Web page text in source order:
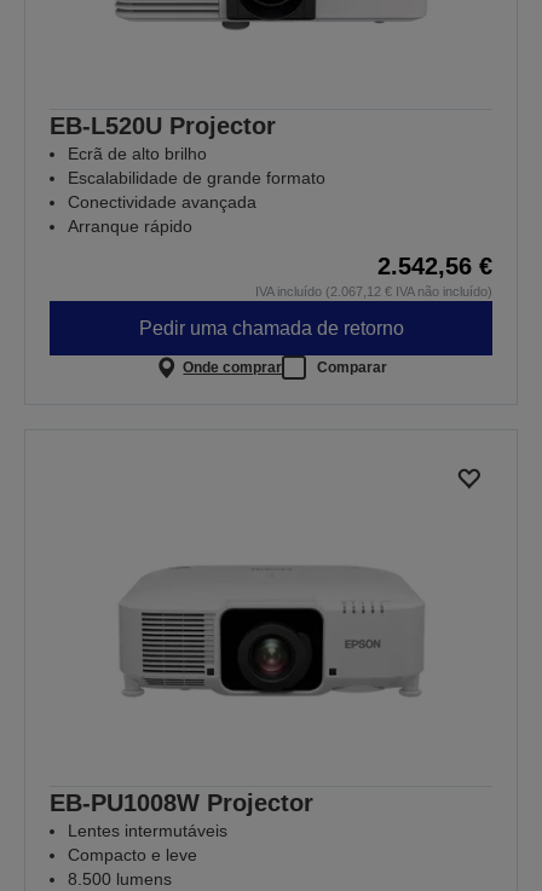
EB-L520U Projector
Ecrã de alto brilho
Escalabilidade de grande formato
Conectividade avançada
Arranque rápido
2.542,56 €
IVA incluído (2.067,12 € IVA não incluído)
Pedir uma chamada de retorno
Onde comprar Comparar
EB-PU1008W Projector
Lentes intermutáveis
Compacto e leve
8.500 lumens